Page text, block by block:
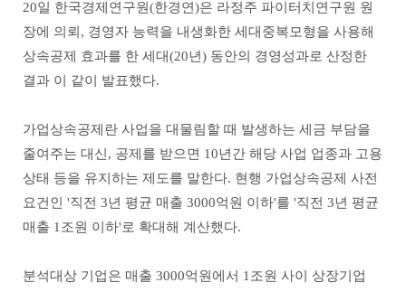
20일 한국경제연구원(한경연)은 라정주 파이터치연구원 원
장에 의뢰, 경영자 능력을 내생화한 세대중복모형을 사용해
상속공제 효과를 한 세대(20년) 동안의 경영성과로 산정한
결과 이 같이 발표했다.
가업상속공제란 사업을 대물림할 때 발생하는 세금 부담을
줄여주는 대신, 공제를 받으면 10년간 해당 사업 업종과 고용
상태 등을 유지하는 제도를 말한다. 현행 가업상속공제 사전
요건인 '직전 3년 평균 매출 3000억원 이하'를 '직전 3년 평균
매출 1조원 이하'로 확대해 계산했다.
분석대상 기업은 매출 3000억원에서 1조원 사이 상장기업